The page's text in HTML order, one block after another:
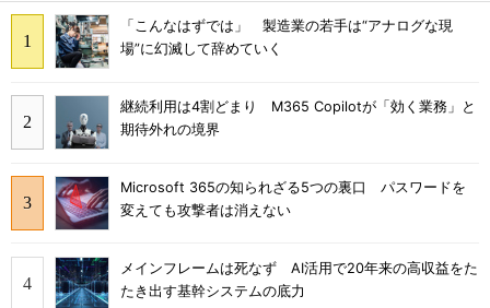
「こんなはずでは」 製造業の若手は“アナログな現
場”に幻滅して辞めていく
継続利用は4割どまり M365 Copilotが「効く業務」と
期待外れの境界
Microsoft 365の知られざる5つの裏口 パスワードを
変えても攻撃者は消えない
メインフレームは死なず AI活用で20年来の高収益をた
たき出す基幹システムの底力